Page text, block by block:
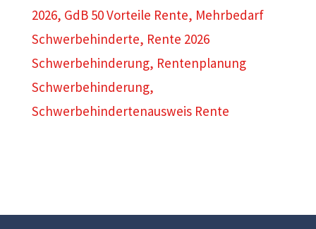
2026, GdB 50 Vorteile Rente, Mehrbedarf
Schwerbehinderte, Rente 2026
Schwerbehinderung, Rentenplanung
Schwerbehinderung,
Schwerbehindertenausweis Rente